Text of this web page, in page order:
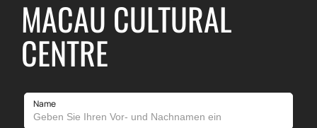
MACAU CULTURAL
CENTRE
Name